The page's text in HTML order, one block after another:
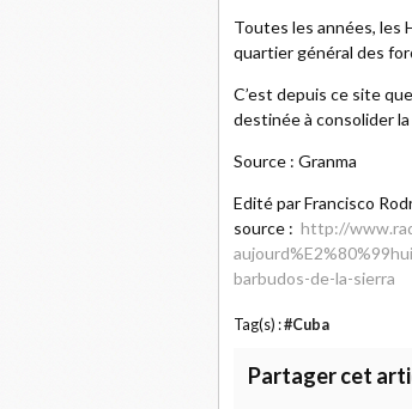
Toutes les années, les
quartier général des
C’est depuis ce site
destinée à consolider
Source : Granma
Edité par Francisco
source : http://
barbudos-de-la-sierra
Tag(s) :#Cuba
Partager cet